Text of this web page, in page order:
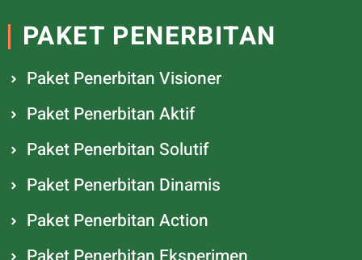
PAKET PENERBITAN
Paket Penerbitan Visioner
Paket Penerbitan Aktif
Paket Penerbitan Solutif
Paket Penerbitan Dinamis
Paket Penerbitan Action